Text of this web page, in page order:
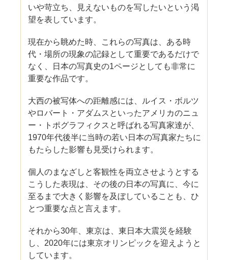
いや苛立ち、見えないものを写したいという渇
望を表しています。
現在から眺めた時、これらの写真は、ある時
代・場所の現象の記録として重要であるだけで
なく、日本の写真史の1ページとしても非常に
重要な作品です。
大西の被写体への距離感には、ルイス・ボルツ
やロバート・アダムスといったアメリカのニュ
ー・トポグラフィクスと呼ばれる写真家達が、
1970年代後半に当時の若い日本の写真家たちに
もたらした影響も見受けられます。
個人のまなざしと客観性を両立させようとする
こうした表現は、その後の日本の写真に、今に
至るまで大きく影響を及ぼしていることも、ひ
とつ重要な点と言えます。
それから30年、東京は、東日本大震災を経験
し、2020年には東京オリンピックを迎えようと
しています。